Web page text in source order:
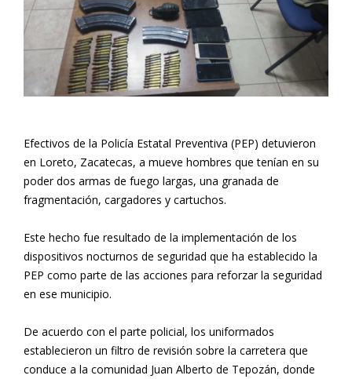
Efectivos de la Policía Estatal Preventiva (PEP) detuvieron
en Loreto, Zacatecas, a mueve hombres que tenían en su
poder dos armas de fuego largas, una granada de
fragmentación, cargadores y cartuchos.
Este hecho fue resultado de la implementación de los
dispositivos nocturnos de seguridad que ha establecido la
PEP como parte de las acciones para reforzar la seguridad
en ese municipio.
De acuerdo con el parte policial, los uniformados
establecieron un filtro de revisión sobre la carretera que
conduce a la comunidad Juan Alberto de Tepozán, donde